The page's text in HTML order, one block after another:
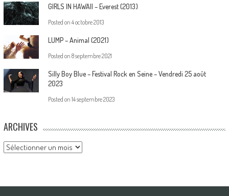
GIRLS IN HAWAII – Everest (2013)
Posted on 4 octobre 2013
LUMP – Animal (2021)
Posted on 8 septembre 2021
Silly Boy Blue – Festival Rock en Seine – Vendredi 25 août
2023
Posted on 14 septembre 2023
ARCHIVES
Archives